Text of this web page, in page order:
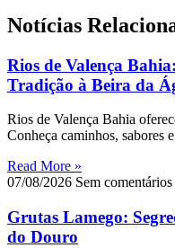
Notícias
Rios de Valença
Tradição à Beira da
Rios de Valença Bahia
Conheça caminhos, sabores
Read More »
07/08/2026 Sem comentários
Grutas Lamego:
do Douro